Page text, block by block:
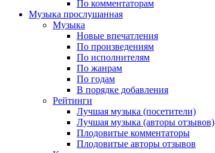
По комментаторам
Музыка прослушанная
Музыка
Новые впечатления
По произведениям
По исполнителям
По жанрам
По годам
В порядке добавления
Рейтинги
Лучшая музыка (посетители)
Лучшая музыка (авторы отзывов)
Плодовитые комментаторы
Плодовитые авторы отзывов